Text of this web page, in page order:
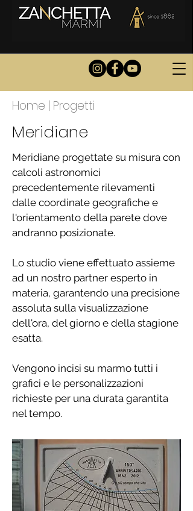
Home | Progetti
Meridiane
Meridiane progettate su misura con
calcoli astronomici
precedentemente rilevamenti
dalle coordinate geografiche e
l'orientamento della parete dove
andranno posizionate.
Lo studio viene effettuato assieme
ad un nostro partner esperto in
materia, garantendo una precisione
assoluta sulla visualizzazione
dell'ora, del giorno e della stagione
esatta.
Vengono incisi su marmo tutti i
grafici e le personalizzazioni
richieste per una durata garantita
nel tempo.